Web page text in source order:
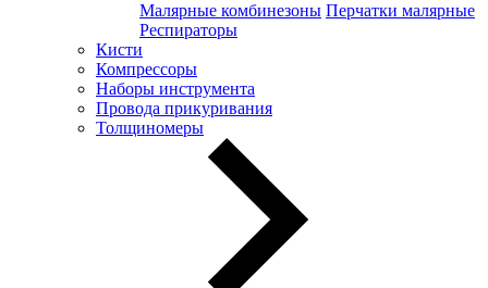
Малярные комбинезоны Перчатки малярные
Респираторы
Кисти
Компрессоры
Наборы инструмента
Провода прикуривания
Толщиномеры